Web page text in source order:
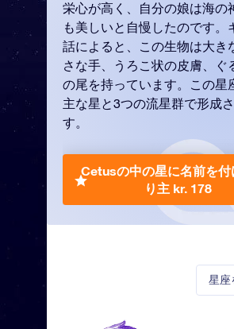
星座
栄心が高く、自分の娘は海の
も美しいと自慢したのです。
話によると、この生物は大き
さな手、うろこ状の皮膚、ぐ
の尾を持っています。この星
主な星と3つの流星群で形成
す。
Cetusの中の星に名前を付
り主 kr. 178